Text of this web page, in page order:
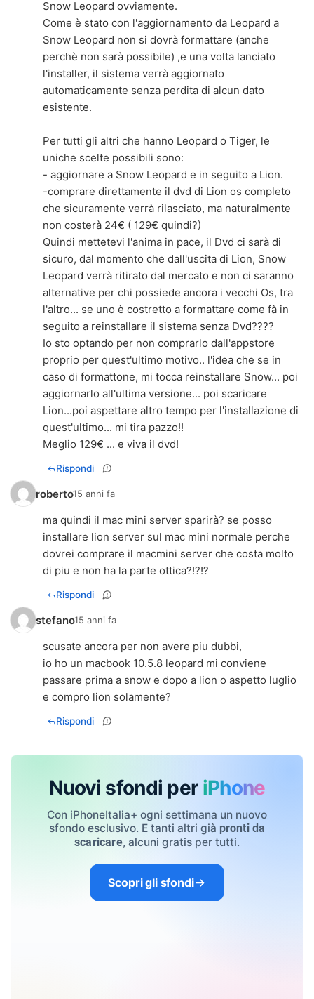
Snow Leopard ovviamente.
Come è stato con l'aggiornamento da Leopard a
Snow Leopard non si dovrà formattare (anche
perchè non sarà possibile) ,e una volta lanciato
l'installer, il sistema verrà aggiornato
automaticamente senza perdita di alcun dato
esistente.
Per tutti gli altri che hanno Leopard o Tiger, le
uniche scelte possibili sono:
- aggiornare a Snow Leopard e in seguito a Lion.
-comprare direttamente il dvd di Lion os completo
che sicuramente verrà rilasciato, ma naturalmente
non costerà 24€ ( 129€ quindi?)
Quindi mettetevi l'anima in pace, il Dvd ci sarà di
sicuro, dal momento che dall'uscita di Lion, Snow
Leopard verrà ritirato dal mercato e non ci saranno
alternative per chi possiede ancora i vecchi Os, tra
l'altro... se uno è costretto a formattare come fà in
seguito a reinstallare il sistema senza Dvd????
Io sto optando per non comprarlo dall'appstore
proprio per quest'ultimo motivo.. l'idea che se in
caso di formattone, mi tocca reinstallare Snow... poi
aggiornarlo all'ultima versione... poi scaricare
Lion...poi aspettare altro tempo per l'installazione di
quest'ultimo... mi tira pazzo!!
Meglio 129€ ... e viva il dvd!
Rispondi
roberto15 anni fa
ma quindi il mac mini server sparirà? se posso
installare lion server sul mac mini normale perche
dovrei comprare il macmini server che costa molto
di piu e non ha la parte ottica?!?!?
Rispondi
stefano15 anni fa
scusate ancora per non avere piu dubbi,
io ho un macbook 10.5.8 leopard mi conviene
passare prima a snow e dopo a lion o aspetto luglio
e compro lion solamente?
Rispondi
Nuovi sfondi per iPhone
Con iPhoneItalia+ ogni settimana un nuovo
sfondo esclusivo. E tanti altri già pronti da
scaricare, alcuni gratis per tutti.
Scopri gli sfondi